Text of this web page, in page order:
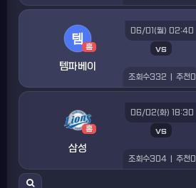
홈
템파베이
vs
06/01(월) 02:40
조회수332 추천 0
홈
삼성
vs
06/02(화) 18:30
조회수304 추천 0